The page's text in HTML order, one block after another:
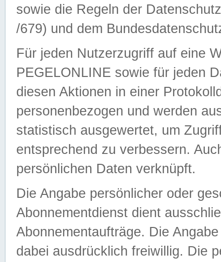
sowie die Regeln der
/679) und dem
Für jeden Nutzerzugriff auf eine
PEGELONLINE sowie für jeden
diesen Aktionen in einer
personenbezogen und werden
statistisch ausgewertet, um
entsprechend zu verbessern.
persönlichen Daten verknüpft.
Die Angabe persönlicher oder
Abonnementdienst dient
Abonnementaufträge. Die
dabei ausdrücklich freiwillig. Die